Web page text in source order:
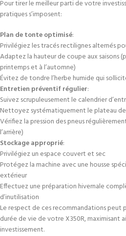
Pour tirer le meilleur parti de votre
pratiques s’imposent:
Plan de tonte optimisé:
Privilégiez les tracés rectilignes alternés
Adaptez la hauteur de coupe aux saisons
printemps et à l’automne)
Évitez de tondre l’herbe humide qui
Entretien préventif régulier:
Suivez scrupuleusement le calendrier
Nettoyez systématiquement le plateau
Vérifiez la pression des pneus
l’arrière)
Stockage approprié:
Privilégiez un espace couvert et sec
Protégez la machine avec une housse
extérieur
Effectuez une préparation hivernale
d’inutilisation
Le respect de ces recommandations
durée de vie de votre X350R, maximisant
investissement.